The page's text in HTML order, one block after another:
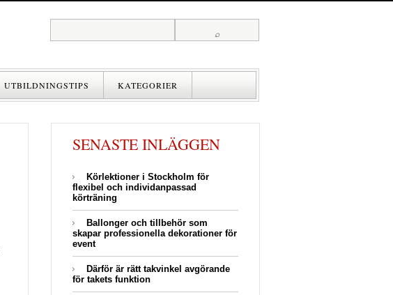
UTBILDNINGSTIPS KATEGORIER
ANSTÄLLDA
SENASTE INLÄGGEN
Körlektioner i Stockholm för
flexibel och individanpassad
körträning
Ballonger och tillbehör som
skapar professionella dekorationer för
event
Därför är rätt takvinkel avgörande
för takets funktion